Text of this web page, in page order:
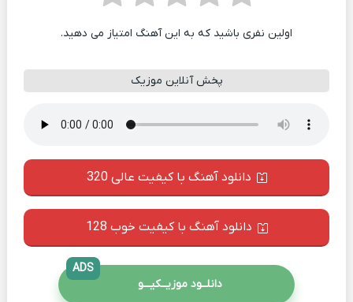
اولین نفری باشید که به این آهنگ امتیاز می دهید.
پخش آنلاین موزیک
دانلود آهنگ با کیفیت عالی 320
دانلود آهنگ با کیفیت خوب 128
دانلــود موزیــکیـــو
ADS